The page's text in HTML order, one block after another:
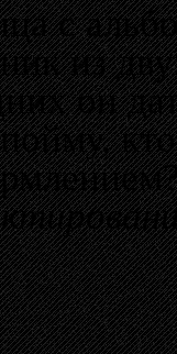
с
из
он